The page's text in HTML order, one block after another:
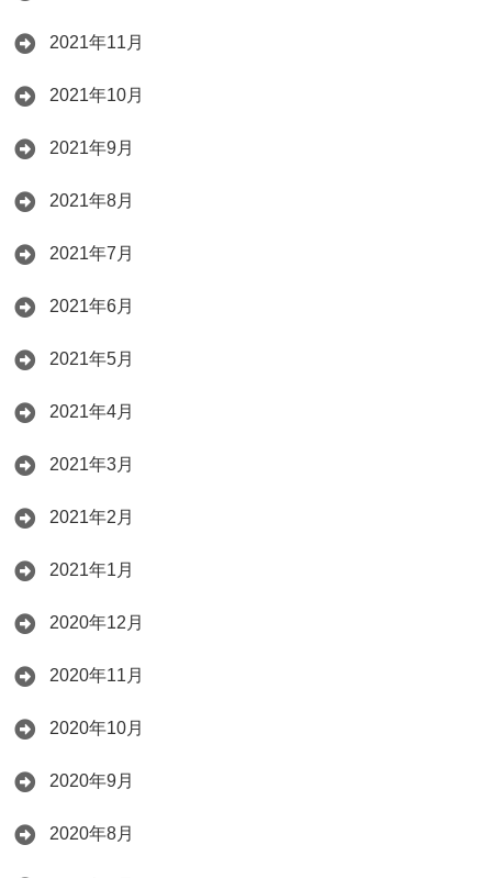
2021年11月
2021年10月
2021年9月
2021年8月
2021年7月
2021年6月
2021年5月
2021年4月
2021年3月
2021年2月
2021年1月
2020年12月
2020年11月
2020年10月
2020年9月
2020年8月